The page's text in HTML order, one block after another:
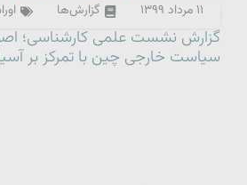
۱۱ مرداد ۱۳۹۹ گزارش‌ها
گزارش نشست علمی کارشناسی؛
سیاست خارجی چین با تمرکز بر آسیا